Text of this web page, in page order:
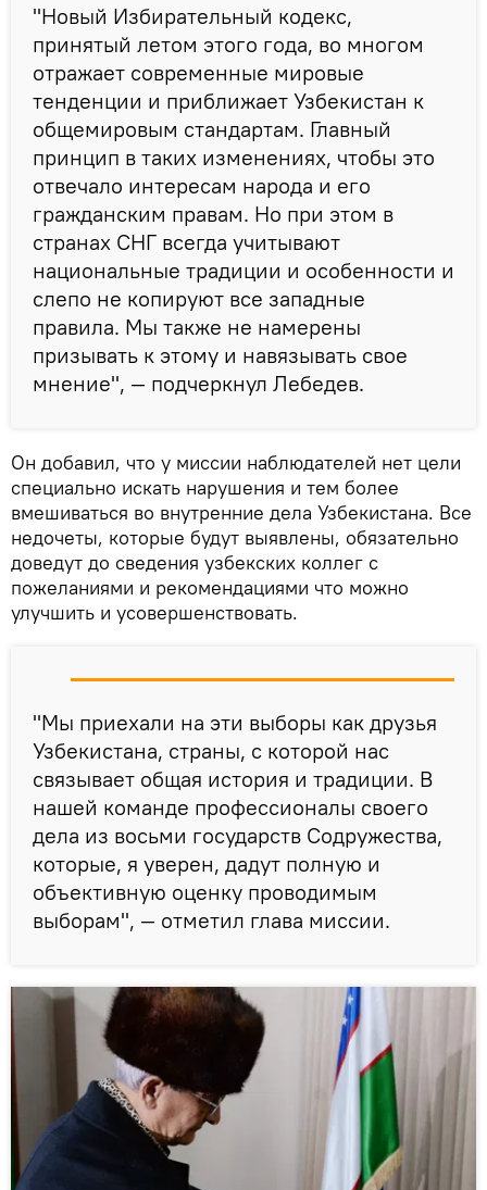
"Новый Избирательный кодекс,
принятый летом этого года, во многом
отражает современные мировые
тенденции и приближает Узбекистан к
общемировым стандартам. Главный
принцип в таких изменениях, чтобы это
отвечало интересам народа и его
гражданским правам. Но при этом в
странах СНГ всегда учитывают
национальные традиции и особенности и
слепо не копируют все западные
правила. Мы также не намерены
призывать к этому и навязывать свое
мнение", — подчеркнул Лебедев.
Он добавил, что у миссии наблюдателей нет цели
специально искать нарушения и тем более
вмешиваться во внутренние дела Узбекистана. Все
недочеты, которые будут выявлены, обязательно
доведут до сведения узбекских коллег с
пожеланиями и рекомендациями что можно
улучшить и усовершенствовать.
"Мы приехали на эти выборы как друзья
Узбекистана, страны, с которой нас
связывает общая история и традиции. В
нашей команде профессионалы своего
дела из восьми государств Содружества,
которые, я уверен, дадут полную и
объективную оценку проводимым
выборам", — отметил глава миссии.